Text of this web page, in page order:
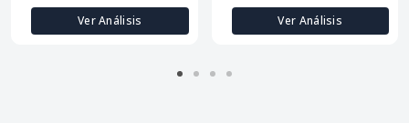
Ver Análisis Ver Análisis